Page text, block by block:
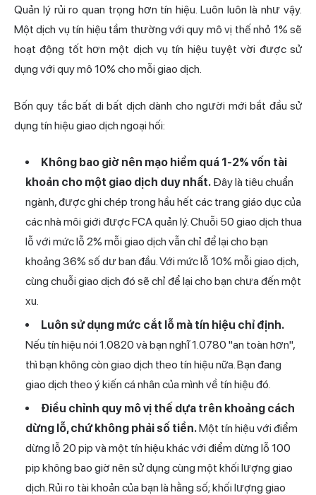
Quản lý rủi ro quan trọng hơn tín hiệu. Luôn luôn là như vậy.
Một dịch vụ tín hiệu tầm thường với quy mô vị thế nhỏ 1% sẽ
hoạt động tốt hơn một dịch vụ tín hiệu tuyệt vời được sử
dụng với quy mô 10% cho mỗi giao dịch.
Bốn quy tắc bất di bất dịch dành cho người mới bắt đầu sử
dụng tín hiệu giao dịch ngoại hối:
Không bao giờ nên mạo hiểm quá 1-2% vốn tài
khoản cho một giao dịch duy nhất. Đây là tiêu chuẩn
ngành, được ghi chép trong hầu hết các trang giáo dục của
các nhà môi giới được FCA quản lý. Chuỗi 50 giao dịch thua
lỗ với mức lỗ 2% mỗi giao dịch vẫn chỉ để lại cho bạn
khoảng 36% số dư ban đầu. Với mức lỗ 10% mỗi giao dịch,
cùng chuỗi giao dịch đó sẽ chỉ để lại cho bạn chưa đến một
xu.
Luôn sử dụng mức cắt lỗ mà tín hiệu chỉ định.
Nếu tín hiệu nói 1.0820 và bạn nghĩ 1.0780 "an toàn hơn",
thì bạn không còn giao dịch theo tín hiệu nữa. Bạn đang
giao dịch theo ý kiến cá nhân của mình về tín hiệu đó.
Điều chỉnh quy mô vị thế dựa trên khoảng cách
dừng lỗ, chứ không phải số tiền.Một tín hiệu với điểm
dừng lỗ 20 pip và một tín hiệu khác với điểm dừng lỗ 100
pip không bao giờ nên sử dụng cùng một khối lượng giao
dịch. Rủi ro tài khoản của bạn là hằng số; khối lượng giao